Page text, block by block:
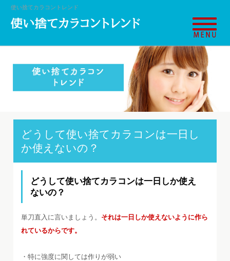
使い捨てカラコントレンド
どうして使い捨てカラコンは一日し
か使えないの？
どうして使い捨てカラコンは一日しか使え
ないの？
単刀直入に言いましょう。 それは一日しか使えないように作ら
れているからです。
・特に強度に関しては作りが弱い